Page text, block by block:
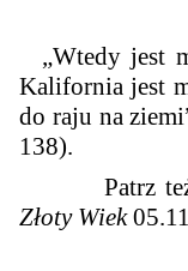
„Wtedy jest
Kalifornia jest
do raju na
138).
Patrz też
Złoty Wiek